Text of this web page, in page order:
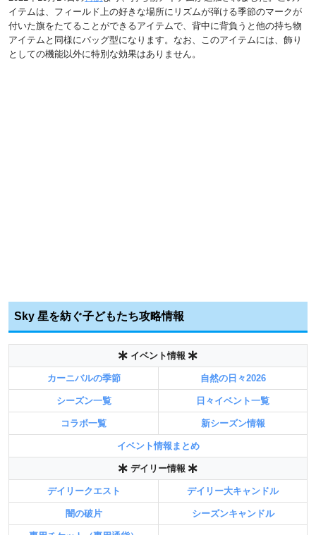
イテムは、フィールド上の好きな場所にリズムが弾ける季節のマークが
付いた旗をたてることができるアイテムで、背中に背負うと他の持ち物
アイテムと同様にバッグ型になります。なお、このアイテムには、飾り
としての機能以外に特別な効果はありません。
Sky 星を紡ぐ子どもたち攻略情報
イベント情報
カーニバルの季節 自然の日々2026
シーズン一覧 日々イベント一覧
コラボ一覧 新シーズン情報
イベント情報まとめ
デイリー情報
デイリークエスト デイリー大キャンドル
闇の破片 シーズンキャンドル